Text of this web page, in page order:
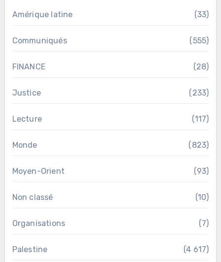
Amérique latine (33)
Communiqués (555)
FINANCE (28)
Justice (233)
Lecture (117)
Monde (823)
Moyen-Orient (93)
Non classé (10)
Organisations (7)
Palestine (4 617)